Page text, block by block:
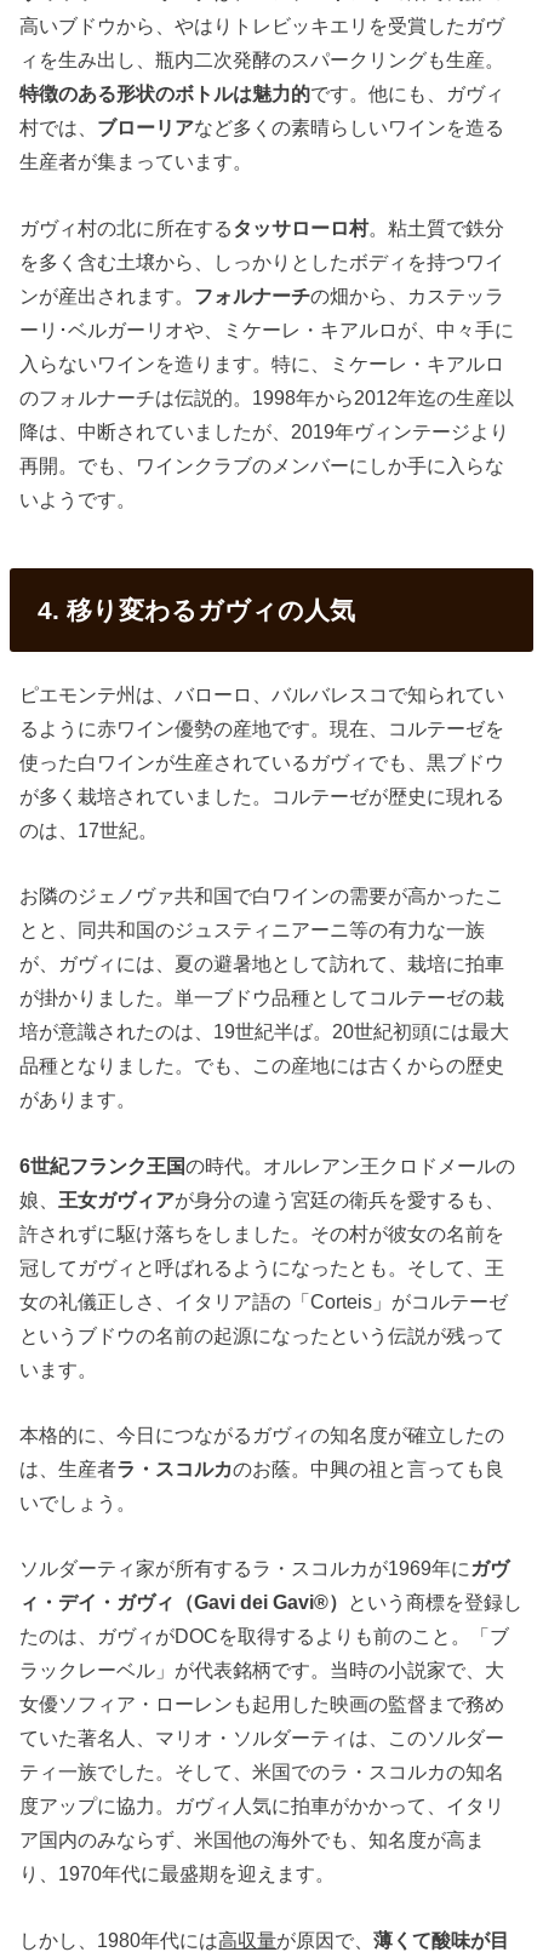
高いブドウから、やはりトレビッキエリを受賞したガヴ
ィを生み出し、瓶内二次発酵のスパークリングも生産。
特徴のある形状のボトルは魅力的です。他にも、ガヴィ
村では、 ブローリアなど多くの素晴らしいワインを造る
生産者が集まっています。
ガヴィ村の北に所在するタッサローロ村。粘土質で鉄分
を多く含む土壌から、しっかりとしたボディを持つワイ
ンが産出されます。 フォルナーチの畑から、カステッラ
ーリ･ベルガーリオや、ミケーレ・キアルロが、中々手に
入らないワインを造ります。特に、ミケーレ・キアルロ
のフォルナーチは伝説的。1998年から2012年迄の生産以
降は、中断されていましたが、2019年ヴィンテージより
再開。でも、ワインクラブのメンバーにしか手に入らな
いようです。
4. 移り変わるガヴィの人気
ピエモンテ州は、バローロ、バルバレスコで知られてい
るように赤ワイン優勢の産地です。現在、コルテーゼを
使った白ワインが生産されているガヴィでも、黒ブドウ
が多く栽培されていました。コルテーゼが歴史に現れる
のは、17世紀。
お隣のジェノヴァ共和国で白ワインの需要が高かったこ
とと、同共和国のジュスティニアーニ等の有力な一族
が、ガヴィには、夏の避暑地として訪れて、栽培に拍車
が掛かりました。単一ブドウ品種としてコルテーゼの栽
培が意識されたのは、19世紀半ば。20世紀初頭には最大
品種となりました。でも、この産地には古くからの歴史
があります。
6世紀フランク王国の時代。オルレアン王クロドメールの
娘、 王女ガヴィアが身分の違う宮廷の衛兵を愛するも、
許されずに駆け落ちをしました。その村が彼女の名前を
冠してガヴィと呼ばれるようになったとも。そして、王
女の礼儀正しさ、イタリア語の「Corteis」がコルテーゼ
というブドウの名前の起源になったという伝説が残って
います。
本格的に、今日につながるガヴィの知名度が確立したの
は、生産者ラ・スコルカのお蔭。中興の祖と言っても良
いでしょう。
ソルダーティ家が所有するラ・スコルカが1969年に ガヴ
ィ・デイ・ガヴィ（Gavi dei Gavi®） という商標を登録し
たのは、ガヴィがDOCを取得するよりも前のこと。「ブ
ラックレーベル」が代表銘柄です。当時の小説家で、大
女優ソフィア・ローレンも起用した映画の監督まで務め
ていた著名人、マリオ・ソルダーティは、このソルダー
ティ一族でした。そして、米国でのラ・スコルカの知名
度アップに協力。ガヴィ人気に拍車がかかって、イタリ
ア国内のみならず、米国他の海外でも、知名度が高ま
り、1970年代に最盛期を迎えます。
しかし、1980年代には高収量が原因で、薄くて酸味が目